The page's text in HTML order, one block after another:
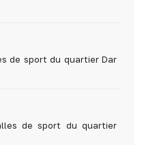
de sport du quartier Dar
de sport du quartier